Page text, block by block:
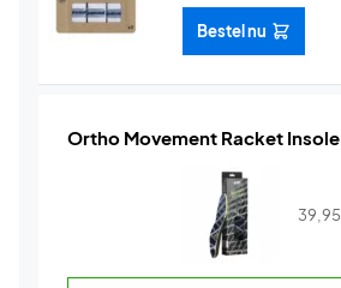
Bestel nu
Ortho Movement Racket Insole
39,95